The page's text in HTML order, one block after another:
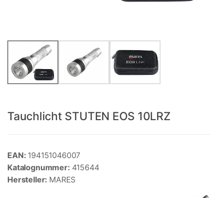
Tauchlicht STUTEN EOS 10LRZ
EAN: 194151046007
Katalognummer: 415644
Hersteller: MARES